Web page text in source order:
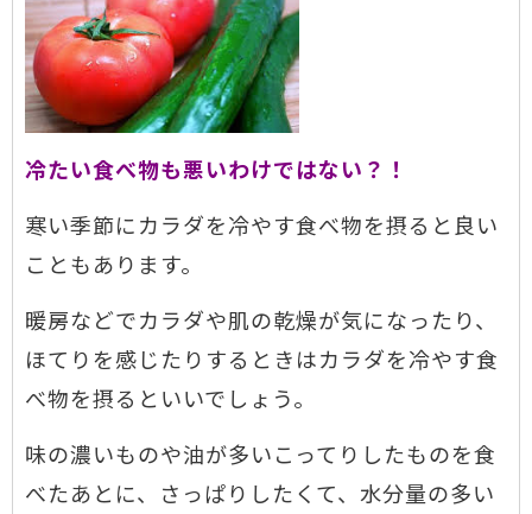
冷たい食べ物も悪いわけではない？！
寒い季節にカラダを冷やす食べ物を摂ると良い
こともあります。
暖房などでカラダや肌の乾燥が気になったり、
ほてりを感じたりするときはカラダを冷やす食
べ物を摂るといいでしょう。
味の濃いものや油が多いこってりしたものを食
べたあとに、さっぱりしたくて、水分量の多い